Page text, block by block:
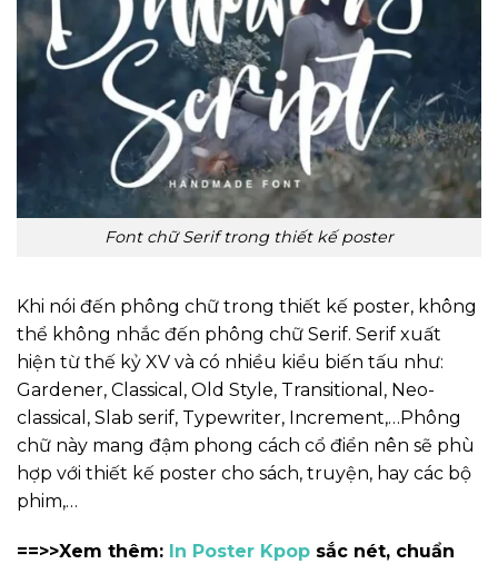
Font chữ Serif trong thiết kế poster
Khi nói đến phông chữ trong thiết kế poster, không
thể không nhắc đến phông chữ Serif. Serif xuất
hiện từ thế kỷ XV và có nhiều kiểu biến tấu như:
Gardener, Classical, Old Style, Transitional, Neo-
classical, Slab serif, Typewriter, Increment,…Phông
chữ này mang đậm phong cách cổ điển nên sẽ phù
hợp với thiết kế poster cho sách, truyện, hay các bộ
phim,…
==>>Xem thêm: In Poster Kpop sắc nét, chuẩn